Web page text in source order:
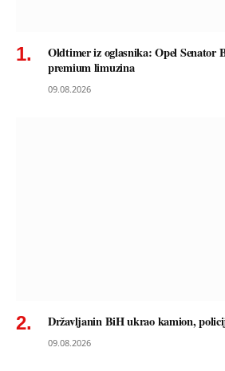
Oldtimer iz oglasnika: Opel Senator
premium limuzina
09.08.2026
Državljanin BiH ukrao kamion,
09.08.2026